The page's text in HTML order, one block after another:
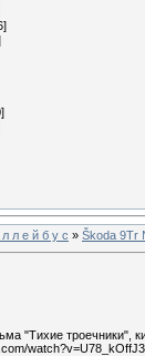
л е й б у с » Škoda
"Тихие троечники",